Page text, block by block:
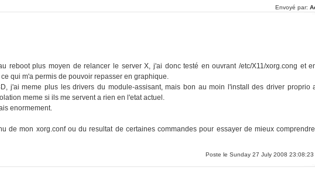
Envoyé par:
reboot plus moyen de relancer le server X, j'ai donc testé en ouvrant /etc/X11/xorg.cong et
qui m'a permis de pouvoir repasser en graphique.
j'ai meme plus les drivers du module-assisant, mais bon au moin l'install des driver proprio
meme si ils me servent a rien en l'etat actuel.
enormement.
de mon xorg.conf ou du resultat de certaines commandes pour essayer de mieux
Poste le Sunday 27 July 2008 23:08:23